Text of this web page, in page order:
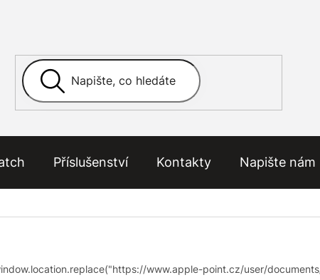
Příslušenství Kontakty Napište nám
www.apple-point.cz/user/